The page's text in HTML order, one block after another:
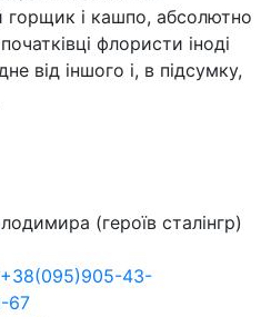
горщик і кашпо, абсолютно
флористи іноді
від іншого і, в підсумку,
(героїв сталінгр)
+38(095)905-43-
67